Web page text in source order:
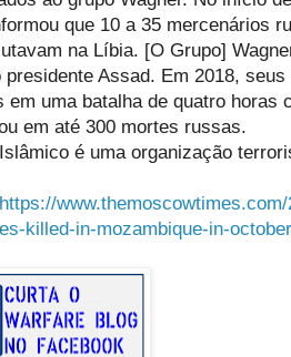
que 10 a 35 mercenários
na Líbia. [O Grupo]
presidente Assad. Em 2018,
em uma batalha de quatro horas
em até 300 mortes russas.
é uma organização
https://
killed-in-mozambique-in-